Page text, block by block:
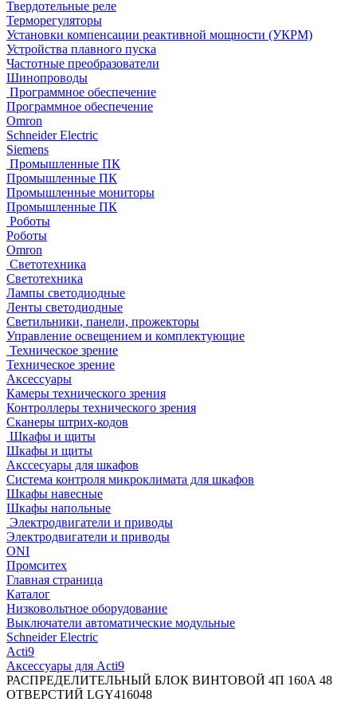
Твердотельные реле
Терморегуляторы
Установки компенсации реактивной мощности (УКРМ)
Устройства плавного пуска
Частотные преобразователи
Шинопроводы
Программное обеспечение
Программное обеспечение
Omron
Schneider Electric
Siemens
Промышленные ПК
Промышленные ПК
Промышленные мониторы
Промышленные ПК
Роботы
Роботы
Omron
Светотехника
Светотехника
Лампы светодиодные
Ленты светодиодные
Светильники, панели, прожекторы
Управление освещением и комплектующие
Техническое зрение
Техническое зрение
Аксессуары
Камеры технического зрения
Контроллеры технического зрения
Сканеры штрих-кодов
Шкафы и щиты
Шкафы и щиты
Акссесуары для шкафов
Система контроля микроклимата для шкафов
Шкафы навесные
Шкафы напольные
Электродвигатели и приводы
Электродвигатели и приводы
ONI
Промситех
Главная страница
Каталог
Низковольтное оборудование
Выключатели автоматические модульные
Schneider Electric
Acti9
Аксессуары для Acti9
РАСПРЕДЕЛИТЕЛЬНЫЙ БЛОК ВИНТОВОЙ 4П 160А 48
ОТВЕРСТИЙ LGY416048